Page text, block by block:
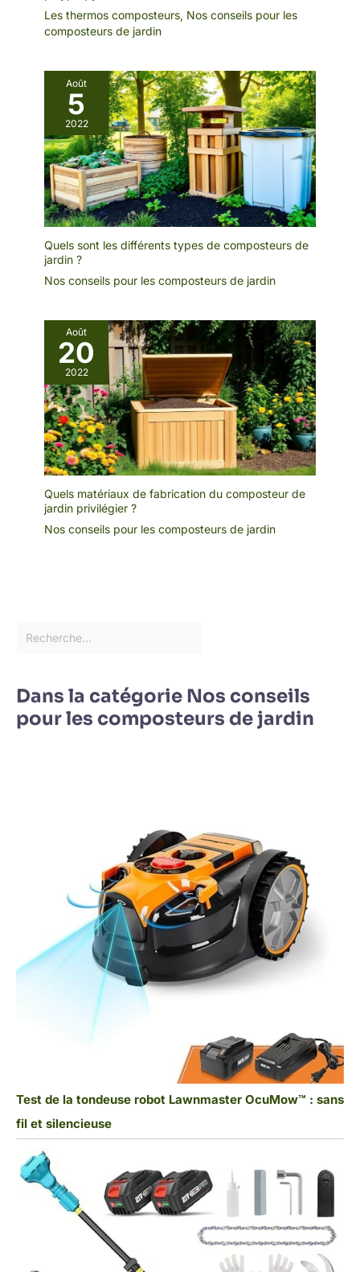
Les thermos composteurs, Nos conseils pour les
composteurs de jardin
Août
5
2022
Quels sont les différents types de composteurs de
jardin ?
Nos conseils pour les composteurs de jardin
Août
20
2022
Quels matériaux de fabrication du composteur de
jardin privilégier ?
Nos conseils pour les composteurs de jardin
Dans la catégorie Nos conseils
pour les composteurs de jardin
Test de la tondeuse robot Lawnmaster OcuMow™ : sans
fil et silencieuse